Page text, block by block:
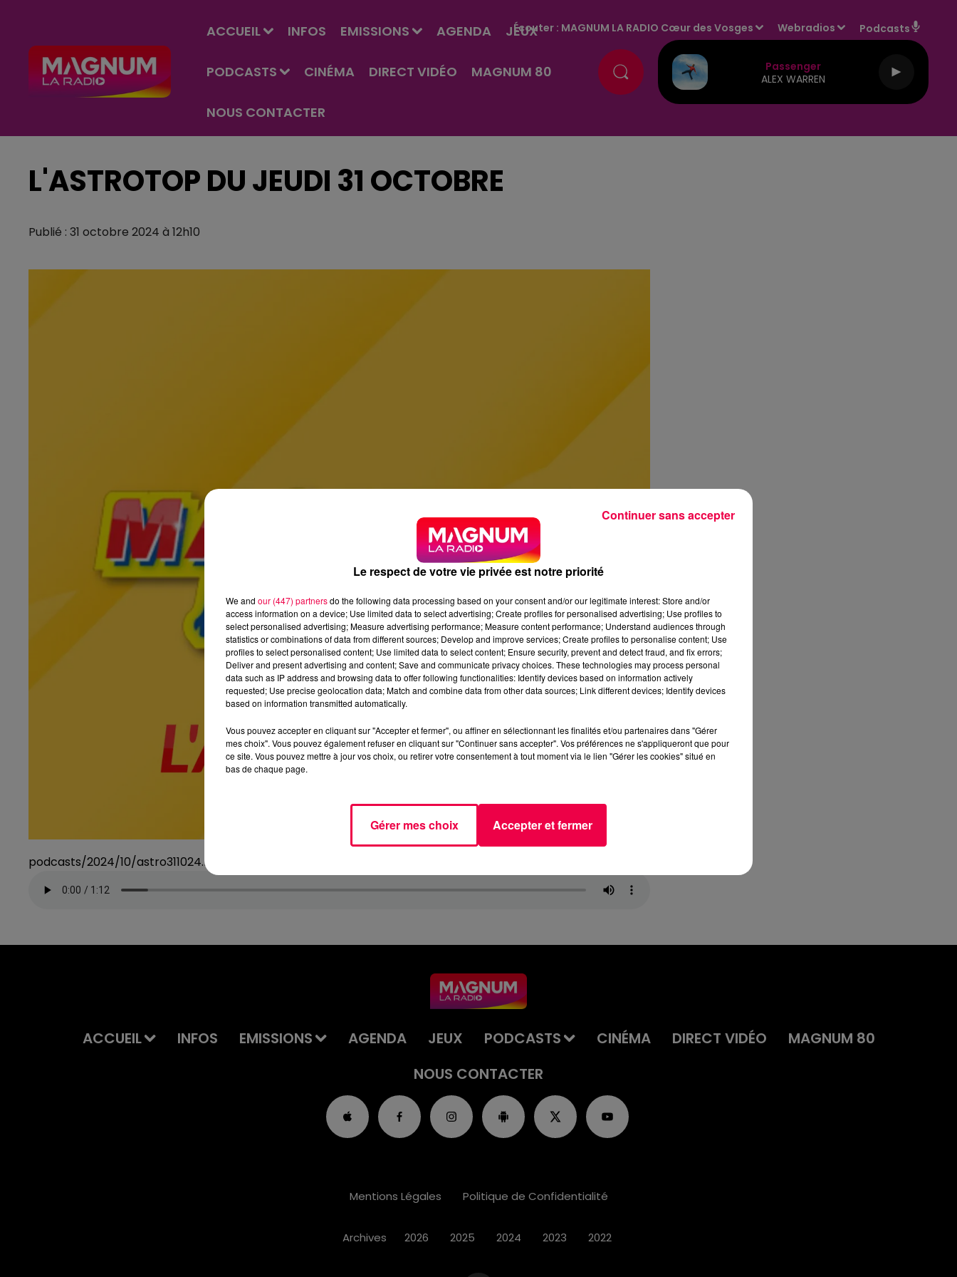
ACCUEIL INFOS EMISSIONS AGENDA JEUX
PODCASTS CINÉMA DIRECT VIDÉO MAGNUM 80
NOUS CONTACTER
Écouter : MAGNUM LA RADIO Cœur des Vosges Webradios Podcasts
Passenger
ALEX WARREN
L'ASTROTOP DU JEUDI 31 OCTOBRE
Publié : 31 octobre 2024 à 12h10
podcasts/2024/10/astro311024.mp3
ACCUEIL INFOS EMISSIONS AGENDA JEUX PODCASTS CINÉMA DIRECT VIDÉO
MAGNUM 80
NOUS CONTACTER
Mentions Légales Politique de Confidentialité
Archives 2026 2025 2024 2023 2022
Le respect de votre vie privée est notre priorité
We and our (447) partnersdo the following data processing based on your consent and/or our legitimate interest: Store and/or
access information on a device; Use limited data to select advertising; Create profiles for personalised advertising; Use profiles to
select personalised advertising; Measure advertising performance; Measure content performance; Understand audiences through
statistics or combinations of data from different sources; Develop and improve services; Create profiles to personalise content; Use
profiles to select personalised content; Use limited data to select content; Ensure security, prevent and detect fraud, and fix errors;
Deliver and present advertising and content; Save and communicate privacy choices. These technologies may process personal
data such as IP address and browsing data to offer following functionalities: Identify devices based on information actively
requested; Use precise geolocation data; Match and combine data from other data sources; Link different devices; Identify devices
based on information transmitted automatically.
Vous pouvez accepter en cliquant sur "Accepter et fermer", ou affiner en sélectionnant les finalités et/ou partenaires dans "Gérer
mes choix". Vous pouvez également refuser en cliquant sur "Continuer sans accepter". Vos préférences ne s'appliqueront que pour
ce site. Vous pouvez mettre à jour vos choix, ou retirer votre consentement à tout moment via le lien "Gérer les cookies" situé en
bas de chaque page.
Gérer mes choix Accepter et fermer
Continuer sans accepter